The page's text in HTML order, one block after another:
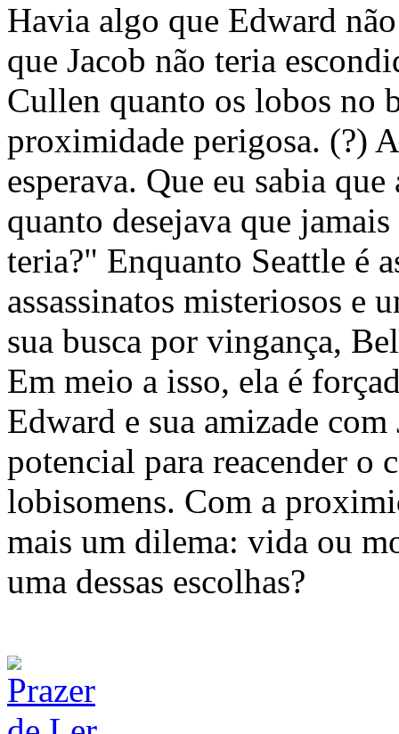
Havia algo que Edward
que Jacob não teria
Cullen quanto os lobos no
proximidade perigosa. (?)
esperava. Que eu sabia
quanto desejava que
teria?" Enquanto Seattle é
assassinatos misteriosos e
sua busca por vingança,
Em meio a isso, ela é
Edward e sua amizade
potencial para reacender o
lobisomens. Com a
mais um dilema: vida ou
uma dessas escolhas?